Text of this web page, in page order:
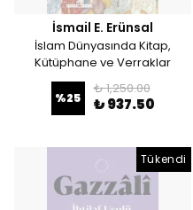
İsmail E. Erünsal
İslam Dünyasında Kitap,
Kütüphane ve Verraklar
%25
₺ 1,250.00
₺ 937.50
Tükendi